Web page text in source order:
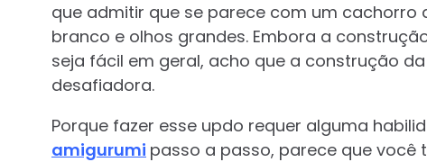
que admitir que se parece com um
branco e olhos grandes. Embora a
seja fácil em geral, acho que a construção
desafiadora.
Porque fazer esse updo requer alguma
amigurumi passo a passo, parece que você